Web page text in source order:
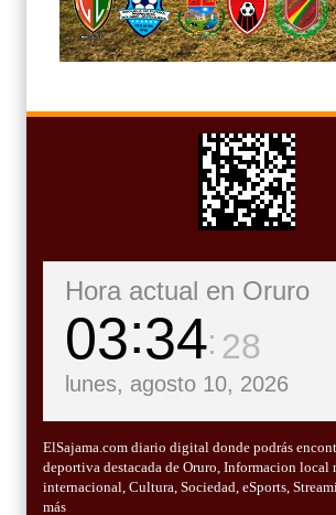
Hora actual en Oruro
03 34 30
lunes, agosto 10, 2026
ElSajama.com diario digital donde podrás
deportiva destacada de Oruro, Informacion local
internacional, Cultura, Sociedad, eSports,
más